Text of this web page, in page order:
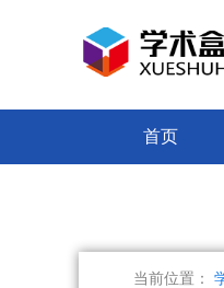
首页
当前位置：